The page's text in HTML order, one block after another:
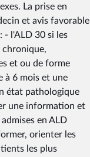
La prise en
et avis favorable
- l'ALD 30 si les
chronique,
et ou de forme
à 6 mois et une
état pathologique
une information et
en ALD
orienter les
les plus